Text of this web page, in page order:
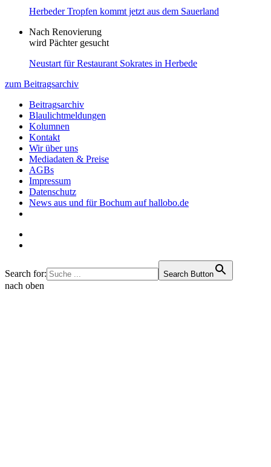
Herbeder Tropfen kommt jetzt aus dem Sauerland
Nach Renovierung
wird Pächter gesucht
Neustart für Restaurant Sokrates in Herbede
zum Beitragsarchiv
Beitragsarchiv
Blaulichtmeldungen
Kolumnen
Kontakt
Wir über uns
Mediadaten & Preise
AGBs
Impressum
Datenschutz
News aus und für Bochum auf hallobo.de
Search for: Search Button
nach oben